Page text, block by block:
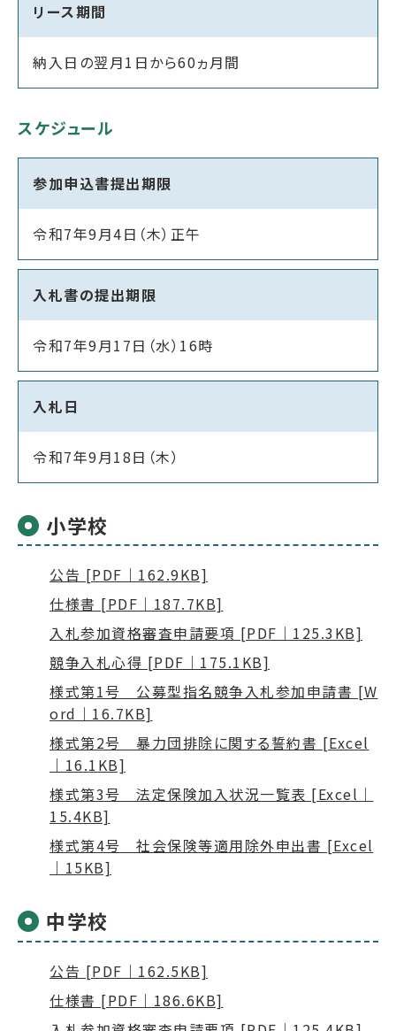
リース期間
納入日の翌月1日から60ヵ月間
スケジュール
参加申込書提出期限
令和7年9月4日（木）正午
入札書の提出期限
令和7年9月17日（水）16時
入札日
令和7年9月18日（木）
小学校
公告 [PDF｜162.9KB]
仕様書 [PDF｜187.7KB]
入札参加資格審査申請要項 [PDF｜125.3KB]
競争入札心得 [PDF｜175.1KB]
様式第1号 公募型指名競争入札参加申請書 [W
ord｜16.7KB]
様式第2号 暴力団排除に関する誓約書 [Excel
｜16.1KB]
様式第3号 法定保険加入状況一覧表 [Excel｜
15.4KB]
様式第4号 社会保険等適用除外申出書 [Excel
｜15KB]
中学校
公告 [PDF｜162.5KB]
仕様書 [PDF｜186.6KB]